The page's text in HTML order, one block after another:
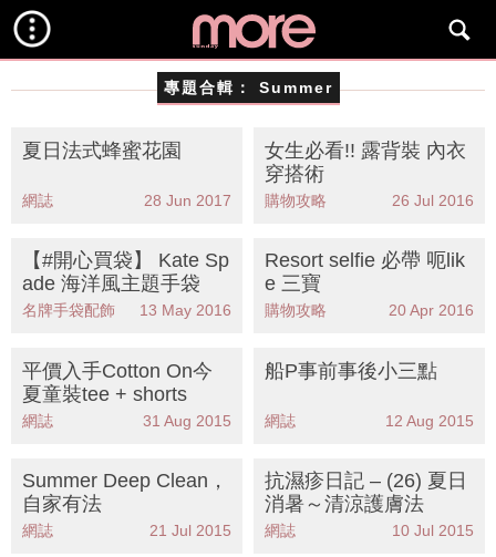
專題合輯： Summer
夏日法式蜂蜜花園
網誌 28 Jun 2017
女生必看!! 露背裝 內衣
穿搭術
購物攻略 26 Jul 2016
【#開心買袋】 Kate Sp
ade 海洋風主題手袋
名牌手袋配飾 13 May 2016
Resort selfie 必帶 呃lik
e 三寶
購物攻略 20 Apr 2016
平價入手Cotton On今
夏童裝tee + shorts
網誌 31 Aug 2015
船P事前事後小三點
網誌 12 Aug 2015
Summer Deep Clean，
自家有法
網誌 21 Jul 2015
抗濕疹日記 – (26) 夏日
消暑～清涼護膚法
網誌 10 Jul 2015